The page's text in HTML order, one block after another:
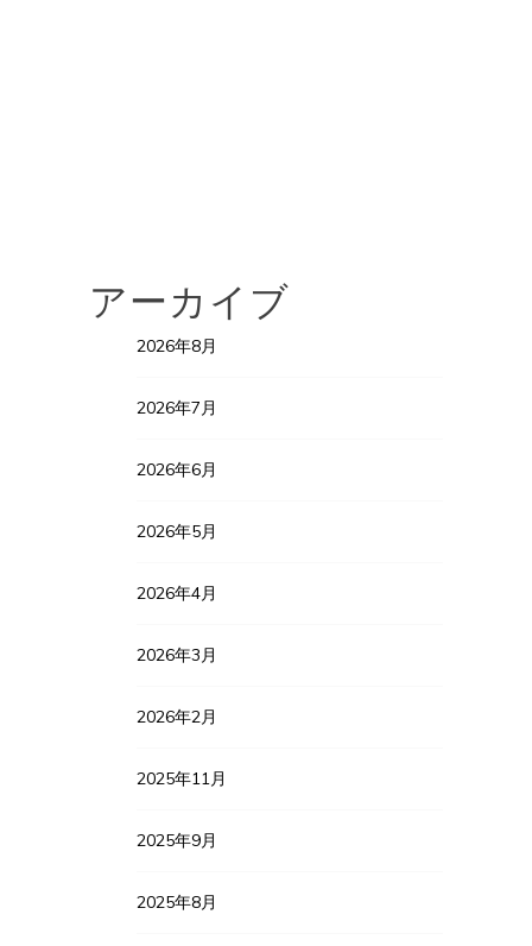
アーカイブ
2026年8月
2026年7月
2026年6月
2026年5月
2026年4月
2026年3月
2026年2月
2025年11月
2025年9月
2025年8月